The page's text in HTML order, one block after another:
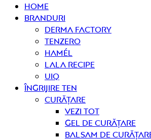
Home
Branduri
Derma Factory
Tenzero
Hamél
Lala Recipe
UIQ
Îngrijire ten
curățare
Vezi tot
Gel de curățare
Balsam de